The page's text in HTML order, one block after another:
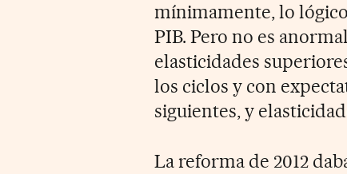
mínimamente, lo
PIB. Pero no es
elasticidades
los ciclos y con
siguientes, y
La reforma de 2012